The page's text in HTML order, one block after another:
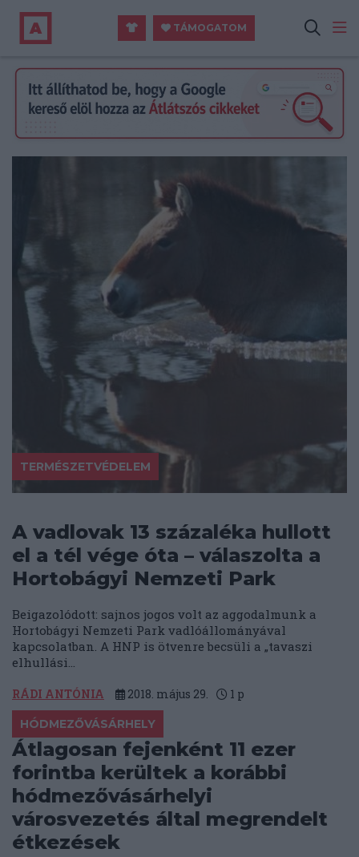
TÁMOGATOM
TERMÉSZETVÉDELEM
A vadlovak 13 százaléka hullott
el a tél vége óta – válaszolta a
Hortobágyi Nemzeti Park
Beigazolódott: sajnos jogos volt az aggodalmunk a
Hortobágyi Nemzeti Park vadlóállományával
kapcsolatban. A HNP is ötvenre becsüli a „tavaszi
elhullási...
RÁDI ANTÓNIA 2018. május 29. 1 p
HÓDMEZŐVÁSÁRHELY
Átlagosan fejenként 11 ezer
forintba kerültek a korábbi
hódmezővásárhelyi
városvezetés által megrendelt
étkezések